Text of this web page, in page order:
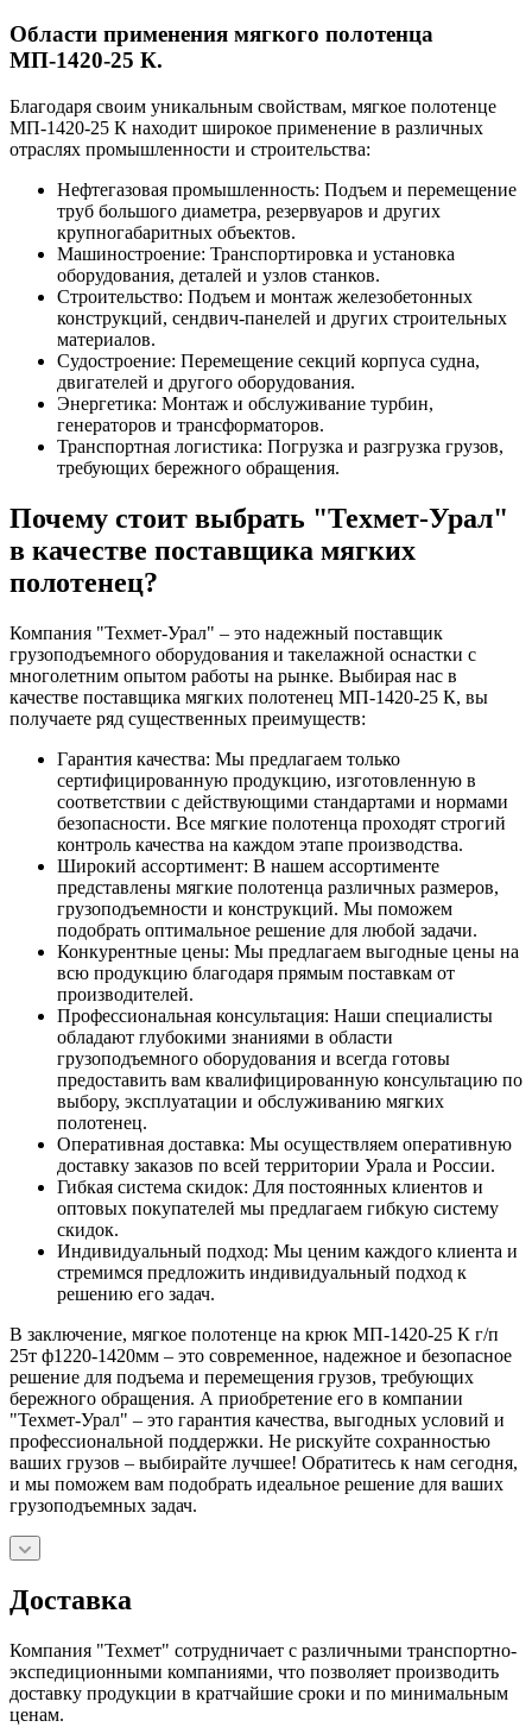
Области применения мягкого полотенца
МП-1420-25 К.
Благодаря своим уникальным свойствам, мягкое полотенце
МП-1420-25 К находит широкое применение в различных
отраслях промышленности и строительства:
Нефтегазовая промышленность: Подъем и перемещение
труб большого диаметра, резервуаров и других
крупногабаритных объектов.
Машиностроение: Транспортировка и установка
оборудования, деталей и узлов станков.
Строительство: Подъем и монтаж железобетонных
конструкций, сендвич-панелей и других строительных
материалов.
Судостроение: Перемещение секций корпуса судна,
двигателей и другого оборудования.
Энергетика: Монтаж и обслуживание турбин,
генераторов и трансформаторов.
Транспортная логистика: Погрузка и разгрузка грузов,
требующих бережного обращения.
Почему стоит выбрать "Техмет-Урал"
в качестве поставщика мягких
полотенец?
Компания "Техмет-Урал" – это надежный поставщик
грузоподъемного оборудования и такелажной оснастки с
многолетним опытом работы на рынке. Выбирая нас в
качестве поставщика мягких полотенец МП-1420-25 К, вы
получаете ряд существенных преимуществ:
Гарантия качества: Мы предлагаем только
сертифицированную продукцию, изготовленную в
соответствии с действующими стандартами и нормами
безопасности. Все мягкие полотенца проходят строгий
контроль качества на каждом этапе производства.
Широкий ассортимент: В нашем ассортименте
представлены мягкие полотенца различных размеров,
грузоподъемности и конструкций. Мы поможем
подобрать оптимальное решение для любой задачи.
Конкурентные цены: Мы предлагаем выгодные цены на
всю продукцию благодаря прямым поставкам от
производителей.
Профессиональная консультация: Наши специалисты
обладают глубокими знаниями в области
грузоподъемного оборудования и всегда готовы
предоставить вам квалифицированную консультацию по
выбору, эксплуатации и обслуживанию мягких
полотенец.
Оперативная доставка: Мы осуществляем оперативную
доставку заказов по всей территории Урала и России.
Гибкая система скидок: Для постоянных клиентов и
оптовых покупателей мы предлагаем гибкую систему
скидок.
Индивидуальный подход: Мы ценим каждого клиента и
стремимся предложить индивидуальный подход к
решению его задач.
В заключение, мягкое полотенце на крюк МП-1420-25 К г/п
25т ф1220-1420мм – это современное, надежное и безопасное
решение для подъема и перемещения грузов, требующих
бережного обращения. А приобретение его в компании
"Техмет-Урал" – это гарантия качества, выгодных условий и
профессиональной поддержки. Не рискуйте сохранностью
ваших грузов – выбирайте лучшее! Обратитесь к нам сегодня,
и мы поможем вам подобрать идеальное решение для ваших
грузоподъемных задач.
Доставка
Компания "Техмет" сотрудничает с различными транспортно-
экспедиционными компаниями, что позволяет производить
доставку продукции в кратчайшие сроки и по минимальным
ценам.